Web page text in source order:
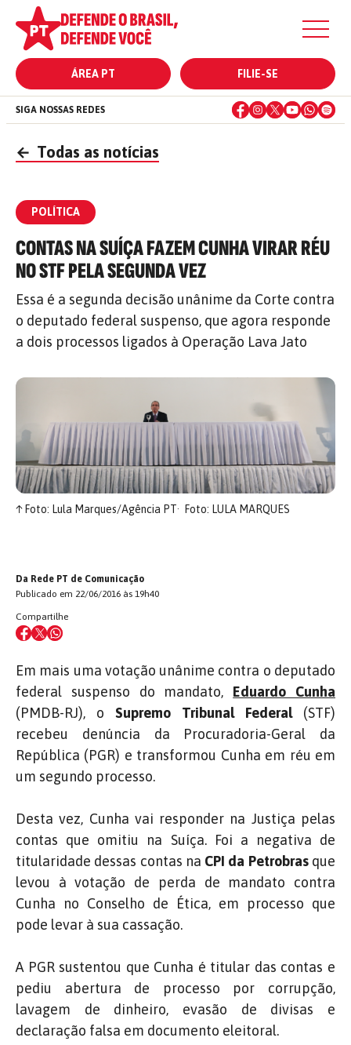
ÁREA PT FILIE-SE
SIGA NOSSAS REDES
← Todas as notícias
POLÍTICA
CONTAS NA SUÍÇA FAZEM CUNHA VIRAR RÉU
NO STF PELA SEGUNDA VEZ
Essa é a segunda decisão unânime da Corte contra
o deputado federal suspenso, que agora responde
a dois processos ligados à Operação Lava Jato
↑Foto: Lula Marques/Agência PT Foto: LULA MARQUES
Da Rede PT de Comunicação
Publicado em 22/06/2016 às 19h40
Compartilhe
Em mais uma votação unânime contra o deputado
federal suspenso do mandato, Eduardo Cunha
(PMDB-RJ), o Supremo Tribunal Federal(STF)
recebeu denúncia da Procuradoria-Geral da
República (PGR) e transformou Cunha em réu em
um segundo processo.
Desta vez, Cunha vai responder na Justiça pelas
contas que omitiu na Suíça. Foi a negativa de
titularidade dessas contas na CPI da Petrobrasque
levou à votação de perda de mandato contra
Cunha no Conselho de Ética, em processo que
pode levar à sua cassação.
A PGR sustentou que Cunha é titular das contas e
pediu abertura de processo por corrupção,
lavagem de dinheiro, evasão de divisas e
declaração falsa em documento eleitoral.